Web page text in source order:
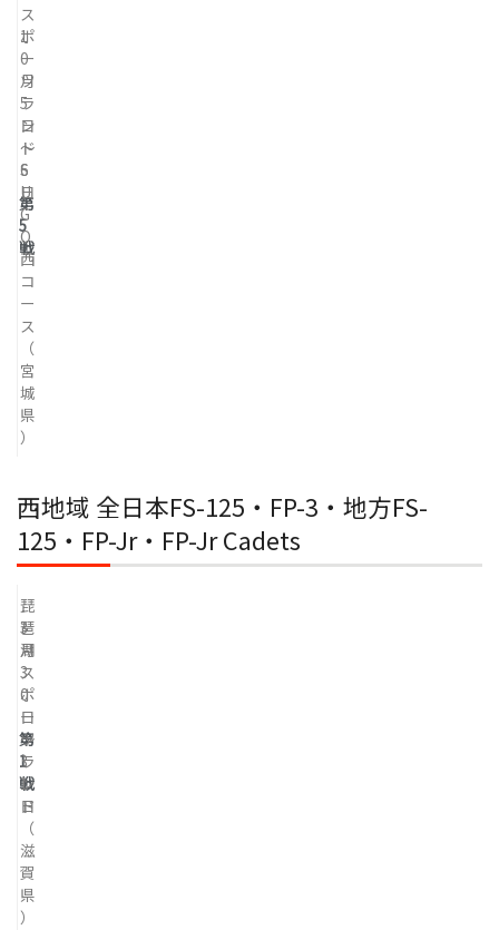
第
5
戦
1
0
月
5
日
～
6
日
ス
ポ
ー
ツ
ラ
ン
ド
S
U
G
O
西
コ
ー
ス
（
宮
城
県
）
西地域 全日本FS-125・FP-3・地方FS-
125・FP-Jr・FP-Jr Cadets
第
1
戦
3
月
3
0
日
～
3
1
日
琵
琶
湖
ス
ポ
ー
ツ
ラ
ン
ド
（
滋
賀
県
）